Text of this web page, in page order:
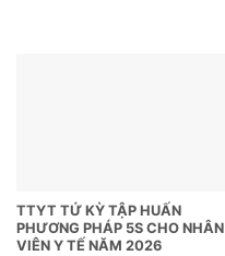
TTYT TỨ KỲ TẬP HUẤN
PHƯƠNG PHÁP 5S CHO NHÂN
VIÊN Y TẾ NĂM 2026